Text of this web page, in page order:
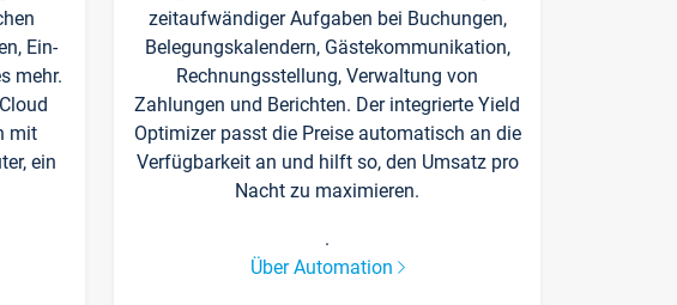
Ein-
mehr.
mit
ein
zeitaufwändiger Aufgaben bei Buchungen,
Belegungskalendern, Gästekommunikation,
Rechnungsstellung, Verwaltung von
Zahlungen und Berichten. Der integrierte Yield
Optimizer passt die Preise automatisch an die
Verfügbarkeit an und hilft so, den Umsatz pro
Nacht zu maximieren.
.
Über Automation